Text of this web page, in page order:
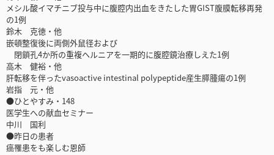
メシル酸イマチニブ投与中に腹腔内出血をきたした胃GIST腹膜転移再発
の1例
鈴木 克徳・他
嵌頓整復後に両側外鼠径および
閉鎖孔4か所の重複ヘルニアを一期的に腹腔鏡治療しえた1例
高木 健裕・他
肝転移を伴ったvasoactive intestinal polypeptide産生膵腫瘍の1例
岩指 元・他
●ひとやすみ・148
医学生への献血セミナー
中川 国利
●昨日の患者
癌罹患をも楽しむ恩師